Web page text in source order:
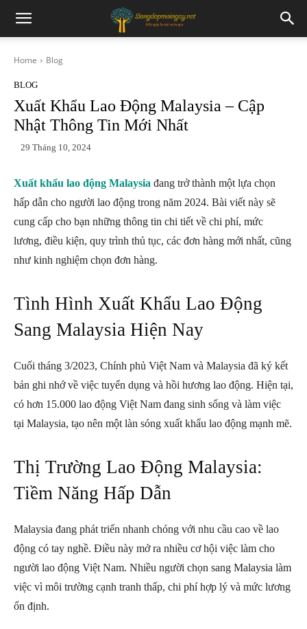
Home Blog
BLOG
Xuất Khẩu Lao Động Malaysia – Cập
Nhật Thông Tin Mới Nhất
29 Tháng 10, 2024
Xuất khẩu lao động Malaysia đang trở thành một lựa chọn
hấp dẫn cho người lao động trong năm 2024. Bài viết này sẽ
cung cấp cho bạn những thông tin chi tiết về chi phí, mức
lương, điều kiện, quy trình thủ tục, các đơn hàng mới nhất, cũng
như kinh nghiệm chọn đơn hàng.
Tình Hình Xuất Khẩu Lao Động
Sang Malaysia Hiện Nay
Cuối tháng 3/2023, Chính phủ Việt Nam và Malaysia đã ký kết
bản ghi nhớ về việc tuyển dụng và hồi hương lao động. Hiện tại,
có hơn 15.000 lao động Việt Nam đang sinh sống và làm việc
tại Malaysia, tạo nên một làn sóng xuất khẩu lao động mạnh mẽ.
Thị Trường Lao Động Malaysia:
Tiềm Năng Hấp Dẫn
Malaysia đang phát triển nhanh chóng với nhu cầu cao về lao
động có tay nghề. Điều này mở ra nhiều cơ hội việc làm cho
người lao động Việt Nam. Nhiều người chọn sang Malaysia làm
việc vì môi trường cạnh tranh thấp, chi phí hợp lý và mức lương
ổn định.